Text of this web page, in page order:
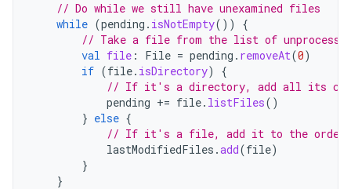
// Do while we still have unexamined files
while (pending . isNotEmpty())
{
// Take a file from the list of
val file : File = pending . removeAt(0)
if (file. isDirectory)
{
// If it's a directory, add all its
pending += file. listFiles()
} else {
// If it's a file, add it to the
lastModifiedFiles .add(file)
}
}